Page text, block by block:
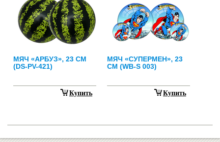
МЯЧ «АРБУЗ», 23 СМ
(DS-PV-421)
Купить
МЯЧ «СУПЕРМЕН», 23
СМ (WB-S 003)
Купить